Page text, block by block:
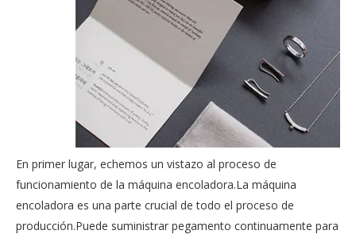
En primer lugar, echemos un vistazo al proceso de
funcionamiento de la máquina encoladora.La máquina
encoladora es una parte crucial de todo el proceso de
producción.Puede suministrar pegamento continuamente para